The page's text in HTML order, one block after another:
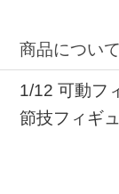
商品について
1/12 可動フ
節技フィギ